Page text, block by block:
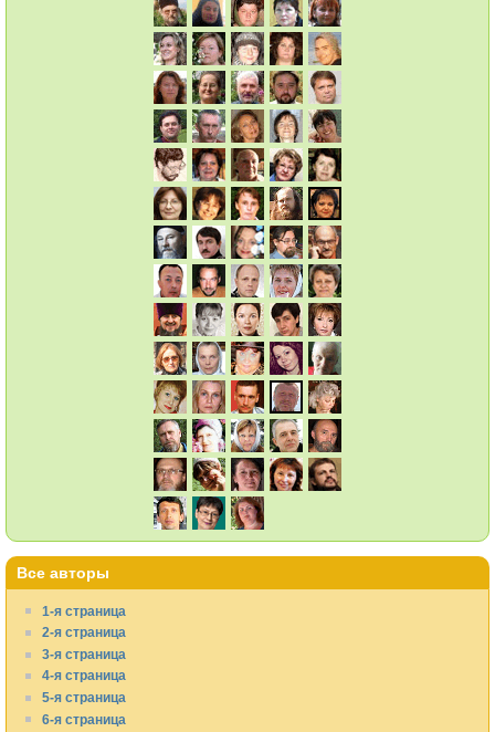
Все авторы
1-я страница
2-я страница
3-я страница
4-я страница
5-я страница
6-я страница